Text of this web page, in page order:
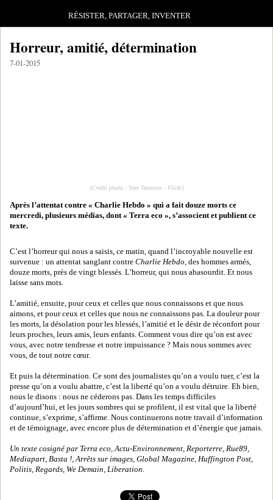
RÉSISTER, PARTAGER, INVENTER
Horreur, amitié, détermination
7-01-2015
(Crédit photo : Yves Tennevin - Flickr)
Après l’attentat contre « Charlie Hebdo » qui a fait douze morts ce
mercredi, plusieurs médias, dont « Terra eco », s’associent et publient ce
texte.
C’est l’horreur qui nous a saisis, ce matin, quand l’incroyable nouvelle est
survenue : un attentat sanglant contre Charlie Hebdo, des hommes armés,
douze morts, près de vingt blessés. L’horreur, qui nous abasourdit. Et nous
laisse sans mots.
L’amitié, ensuite, pour ceux et celles que nous connaissons et que nous
aimons, et pour ceux et celles que nous ne connaissons pas. La douleur pour
les morts, la désolation pour les blessés, l’amitié et le désir de réconfort pour
leurs proches, leurs amis, leurs enfants. Comment vous dire qu’on est avec
vous, avec notre tendresse et notre impuissance ? Mais nous sommes avec
vous, de tout notre cœur.
Et puis la détermination. Ce sont des journalistes qu’on a voulu tuer, c’est la
presse qu’on a voulu abattre, c’est la liberté qu’on a voulu détruire. Eh bien,
nous le disons : nous ne céderons pas. Dans les temps difficiles
d’aujourd’hui, et les jours sombres qui se profilent, il est vital que la liberté
continue, s’exprime, s’affirme. Nous continuerons notre travail d’information
et de témoignage, avec encore plus de détermination et d’énergie que jamais.
Un texte cosigné par Terra eco, Actu-Environnement, Reporterre, Rue89,
Mediapart, Basta !, Arrêts sur images, Global Magazine, Huffington Post,
Politis, Regards, We Demain, Liberation.